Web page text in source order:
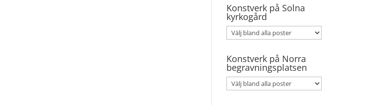
Konstverk på Solna
kyrkogård
Konstverk på Norra
begravningsplatsen